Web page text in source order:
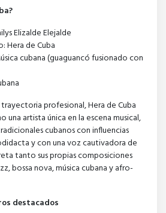
Elizalde Elejalde
Hera de Cuba
cubana (guaguancó fusionado con
trayectoria profesional, Hera de Cuba
una artista única en la escena musical,
cubanos con influencias
y con una voz cautivadora de
tanto sus propias composiciones
bossa nova, música cubana y afro-
destacados